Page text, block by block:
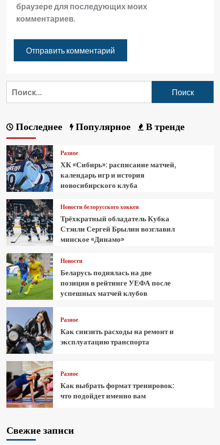
браузере для последующих моих
комментариев.
Последнее Популярное В тренде
Разное
ХК «Сибирь»: расписание матчей,
календарь игр и история
новосибирского клуба
Новости белорусского хоккея
Трёхкратный обладатель Кубка
Стэнли Сергей Брылин возглавил
минское «Динамо»
Новости
Беларусь поднялась на две
позиции в рейтинге УЕФА после
успешных матчей клубов
Разное
Как снизить расходы на ремонт и
эксплуатацию транспорта
Разное
Как выбрать формат тренировок:
что подойдет именно вам
Свежие записи